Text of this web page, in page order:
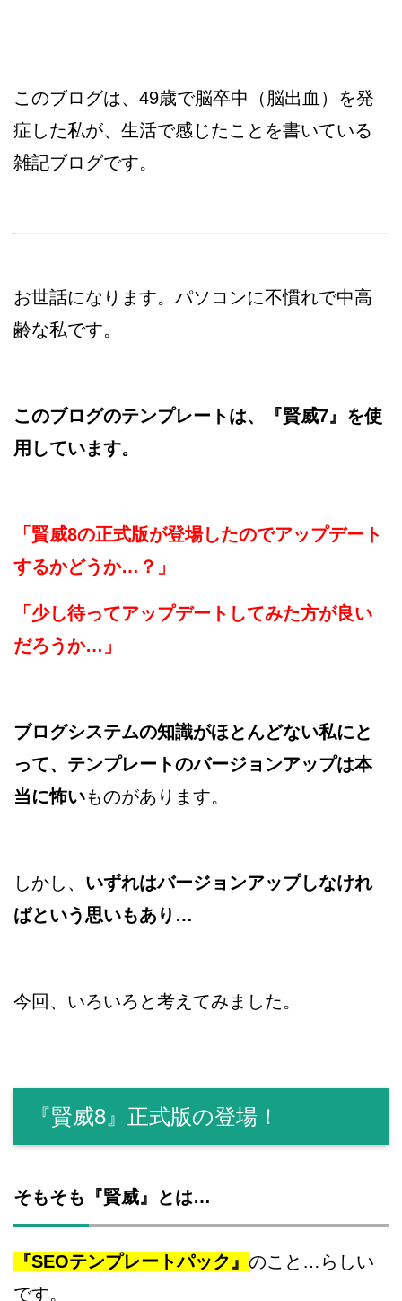
このブログは、49歳で脳卒中（脳出血）を発
症した私が、生活で感じたことを書いている
雑記ブログです。
お世話になります。パソコンに不慣れで中高
齢な私です。
このブログのテンプレートは、『賢威7』を使
用しています。
「賢威8の正式版が登場したのでアップデート
するかどうか…？」
「少し待ってアップデートしてみた方が良い
だろうか…」
ブログシステムの知識がほとんどない私にと
って、テンプレートのバージョンアップは本
当に怖いものがあります。
しかし、 いずれはバージョンアップしなけれ
ばという思いもあり…
今回、いろいろと考えてみました。
『賢威8』正式版の登場！
そもそも『賢威』とは…
『SEOテンプレートパック』 のこと…らしい
です。